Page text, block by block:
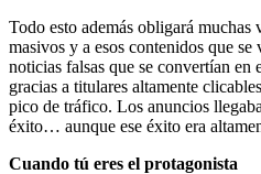
Todo esto además obligará muchas
masivos y a esos contenidos que
noticias falsas que se convertían
gracias a titulares altamente
pico de tráfico. Los anuncios
éxito… aunque ese éxito era
Cuando tú eres el protagonista